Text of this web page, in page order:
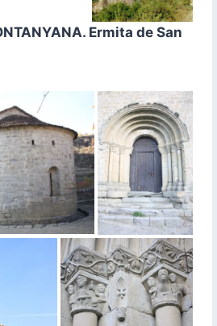
Ermita de San